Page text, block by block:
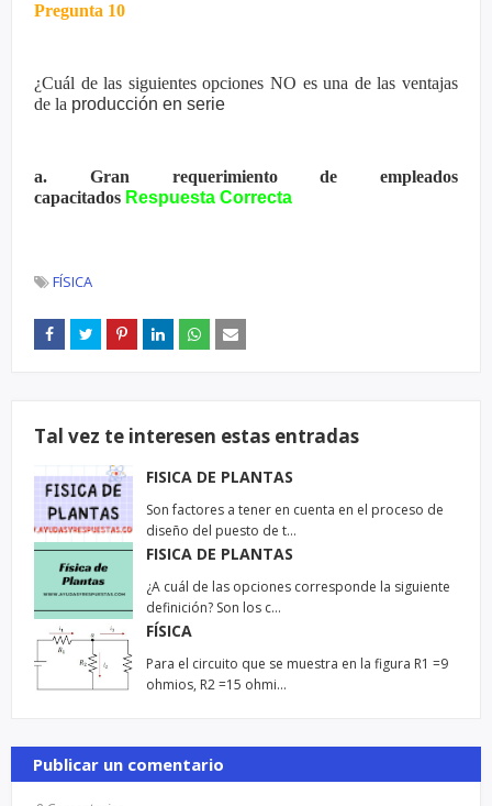
Pregunta 10
¿Cuál de las siguientes opciones NO es una de las ventajas
de la producción en serie
a. Gran requerimiento de empleados
capacitados Respuesta Correcta
FÍSICA
Tal vez te interesen estas entradas
FISICA DE PLANTAS
Son factores a tener en cuenta en el proceso de
diseño del puesto de t…
FISICA DE PLANTAS
¿A cuál de las opciones corresponde la siguiente
definición? Son los c…
FÍSICA
Para el circuito que se muestra en la figura R1 =9
ohmios, R2 =15 ohmi…
Publicar un comentario